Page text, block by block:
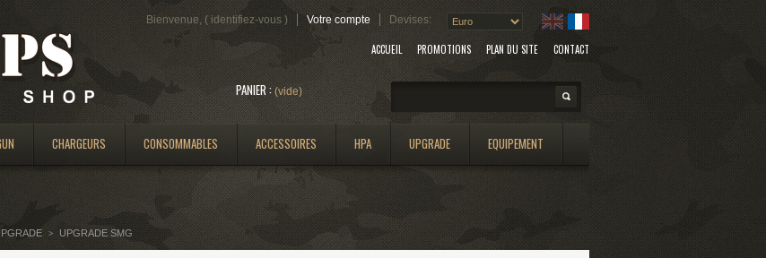
Devises:
Bienvenue, ( identifiez-vous ) Votre compte
PANIER : (vide)
ACCUEIL PROMOTIONS PLAN DU SITE CONTACT
Search
CHARGEURS CONSOMMABLES ACCESSOIRES HPA UPGRADE EQUIPEMENT
> UPGRADE SMG